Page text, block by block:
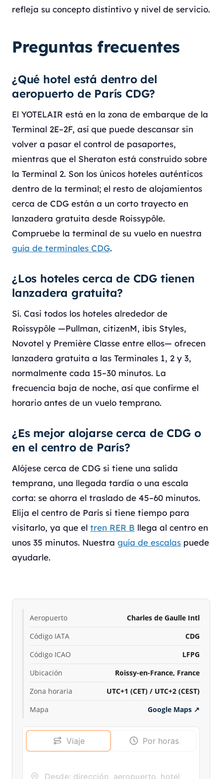
refleja su concepto distintivo y nivel de servicio.
Preguntas frecuentes
¿Qué hotel está dentro del
aeropuerto de París CDG?
El YOTELAIR está en la zona de embarque de la
Terminal 2E–2F, así que puede descansar sin
volver a pasar el control de pasaportes,
mientras que el Sheraton está construido sobre
la Terminal 2. Son los únicos hoteles auténticos
dentro de la terminal; el resto de alojamientos
cerca de CDG están a un corto trayecto en
lanzadera gratuita desde Roissypôle.
Compruebe la terminal de su vuelo en nuestra
guía de terminales CDG.
¿Los hoteles cerca de CDG tienen
lanzadera gratuita?
Sí. Casi todos los hoteles alrededor de
Roissypôle —Pullman, citizenM, ibis Styles,
Novotel y Première Classe entre ellos— ofrecen
lanzadera gratuita a las Terminales 1, 2 y 3,
normalmente cada 15–30 minutos. La
frecuencia baja de noche, así que confirme el
horario antes de un vuelo temprano.
¿Es mejor alojarse cerca de CDG o
en el centro de París?
Alójese cerca de CDG si tiene una salida
temprana, una llegada tardía o una escala
corta: se ahorra el traslado de 45–60 minutos.
Elija el centro de París si tiene tiempo para
visitarlo, ya que el tren RER B llega al centro en
unos 35 minutos. Nuestra guía de escalas puede
ayudarle.
Aeropuerto
Charles de Gaulle Intl
Código IATA
CDG
Código ICAO
LFPG
Ubicación
Roissy-en-France, France
Zona horaria
UTC+1 (CET) / UTC+2 (CEST)
Mapa
Google Maps ↗